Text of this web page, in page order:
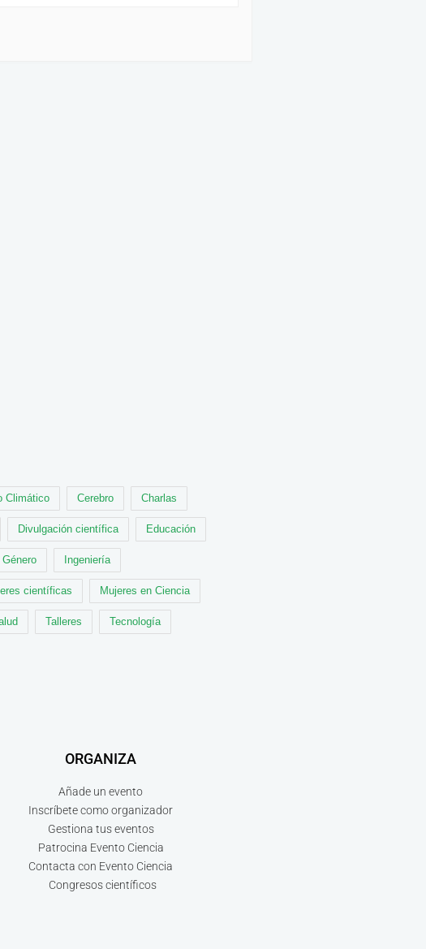
Climático Cerebro Charlas
Divulgación científica Educación
Género Ingeniería
científicas Mujeres en Ciencia
Talleres Tecnología
ORGANIZA
Añade un evento
Inscríbete como organizador
Gestiona tus eventos
Patrocina Evento Ciencia
Contacta con Evento Ciencia
Congresos científicos